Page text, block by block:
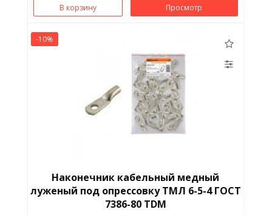
В корзину Просмотр
-10%
Наконечник кабельный медный
луженый под опрессовку ТМЛ 6-5-4 ГОСТ
7386-80 TDM